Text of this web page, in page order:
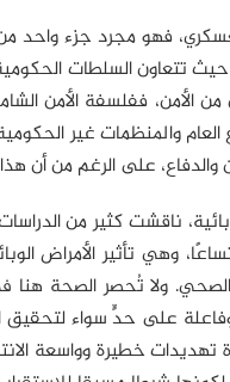
فهو مجرد جزء واحد
تتعاون السلطات
الأمن، ففلسفة الأمن
العام والمنظمات غير
على الرغم من أن هذا
ناقشت كثير من
الصحي. ولا تُحصر الصحة
على حدٍّ سواء لتحقيق
تهديدات خطيرة وواسعة